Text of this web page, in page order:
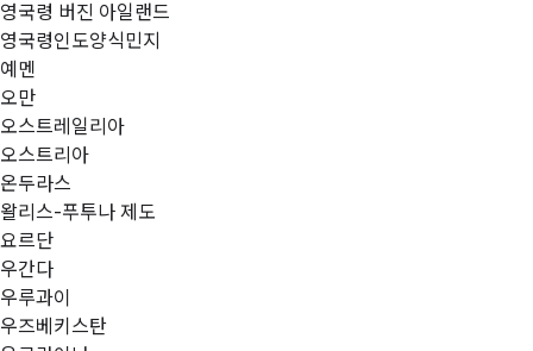
영국령 버진 아일랜드
영국령인도양식민지
예멘
오만
오스트레일리아
오스트리아
온두라스
왈리스-푸투나 제도
요르단
우간다
우루과이
우즈베키스탄